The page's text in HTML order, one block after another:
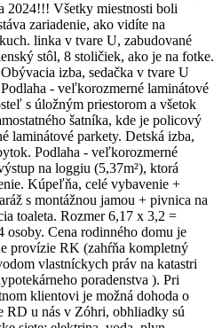
2024!!! Všetky miestnosti boli
zariadenie, ako vidíte na
linka v tvare U, zabudované
stôl, 8 stoličiek, ako je na fotke.
izba, sedačka v tvare U
- veľkorozmerné laminátové
s úložným priestorom a všetok
šatníka, kde je policový
laminátové parkety. Detská izba,
Podlaha - veľkorozmerné
na loggiu (5,37m²), ktorá
Kúpeľňa, celé vybavenie +
s montážnou jamou + pivnica na
toaleta. Rozmer 6,17 x 3,2 =
osoby. Cena rodinného domu je
provízie RK (zahŕňa kompletný
vlastníckych práv na katastri
poradenstva ). Pri
klientovi je možná dohoda o
u nás v Zóhri, obhliadky sú